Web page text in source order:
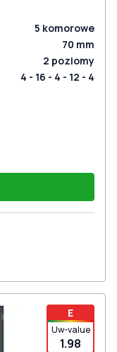
5 komorowe
70 mm
2 poziomy
4 - 16 - 4 - 12 - 4
E
Uw-value
1.98